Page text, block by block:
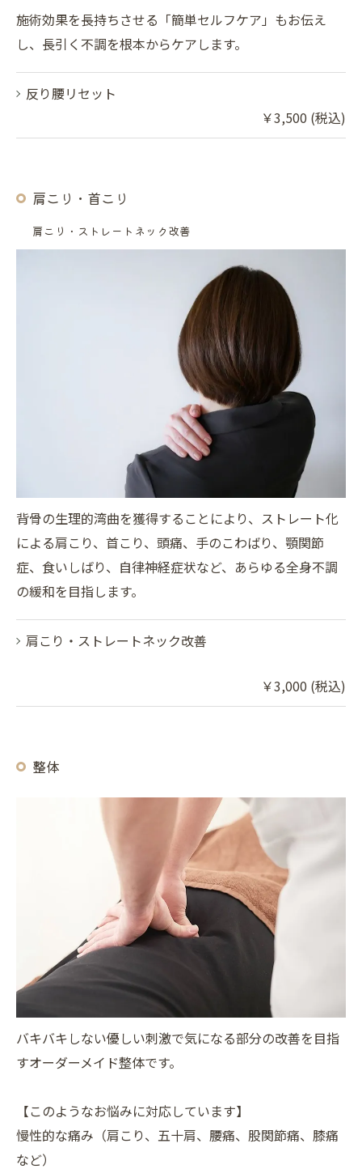
施術効果を長持ちさせる「簡単セルフケア」もお伝え
し、長引く不調を根本からケアします。
反り腰リセット
￥3,500 (税込)
肩こり・首こり
肩こり・ストレートネック改善
背骨の生理的湾曲を獲得することにより、ストレート化
による肩こり、首こり、頭痛、手のこわばり、顎関節
症、食いしばり、自律神経症状など、あらゆる全身不調
の緩和を目指します。
肩こり・ストレートネック改善
￥3,000 (税込)
整体
バキバキしない優しい刺激で気になる部分の改善を目指
すオーダーメイド整体です。
【このようなお悩みに対応しています】
慢性的な痛み（肩こり、五十肩、腰痛、股関節痛、膝痛
など）